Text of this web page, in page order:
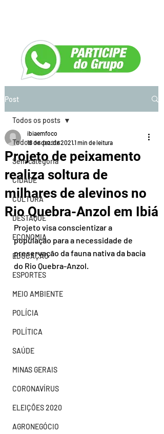
Post
Todos os posts
Sem categoria
CIDADE
CULTURA
DESTAQUE
ECONOMIA
EDUCAÇÃO
ESPORTES
MEIO AMBIENTE
POLÍCIA
POLÍTICA
SAÚDE
MINAS GERAIS
CORONAVÍRUS
ELEIÇÕES 2020
AGRONEGÓCIO
Todos os posts
Projeto de peixamento
realiza soltura de
milhares de alevinos no
Rio Quebra-Anzol em Ibiá
ibiaemfoco
18 de dez. de 20211 min de leitura
Projeto visa conscientizar a
população para a necessidade de
preservação da fauna nativa da bacia
do Rio Quebra-Anzol.